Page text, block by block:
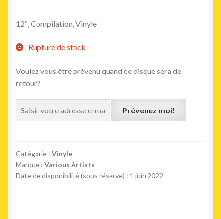
12″, Compilation, Vinyle
Rupture de stock
Voulez vous être prévenu quand ce disque sera de
retour?
Prévenez moi!
Catégorie : Vinyle
Marque : Various Artists
Date de disponibilité (sous réserve) : 1 juin 2022